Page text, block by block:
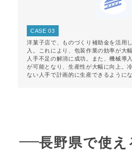
CASE 03
洋菓子店で、ものづくり補助金を活用
入。これにより、包装作業の効率が大
人手不足の解消に成功。また、機械導
が可能となり、生産性が大幅に向上。
ない人手で計画的に生産できるようにな
長野県で使